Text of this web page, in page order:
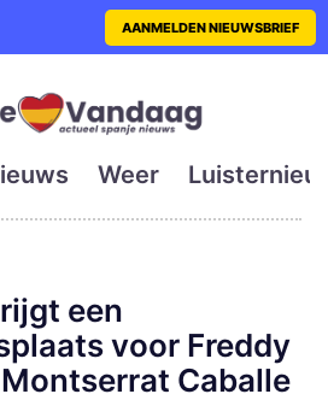
is de eerste
AANMELDEN NIEUWSBRIEF
Weer
een
voor Freddy
Caballe